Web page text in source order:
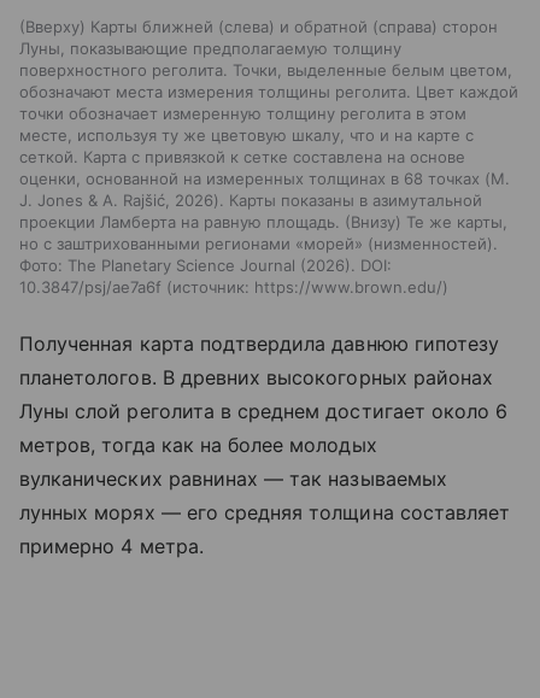
(Вверху) Карты ближней (слева) и обратной (справа) сторон
Луны, показывающие предполагаемую толщину
поверхностного реголита. Точки, выделенные белым цветом,
обозначают места измерения толщины реголита. Цвет каждой
точки обозначает измеренную толщину реголита в этом
месте, используя ту же цветовую шкалу, что и на карте с
сеткой. Карта с привязкой к сетке составлена на основе
оценки, основанной на измеренных толщинах в 68 точках (M.
J. Jones & A. Rajšić, 2026). Карты показаны в азимутальной
проекции Ламберта на равную площадь. (Внизу) Те же карты,
но с заштрихованными регионами «морей» (низменностей).
Фото: The Planetary Science Journal (2026). DOI:
10.3847/psj/ae7a6f
источник: https://www.brown.edu/
Полученная карта подтвердила давнюю гипотезу
планетологов. В древних высокогорных районах
Луны слой реголита в среднем достигает около 6
метров, тогда как на более молодых
вулканических равнинах — так называемых
лунных морях — его средняя толщина составляет
примерно 4 метра.